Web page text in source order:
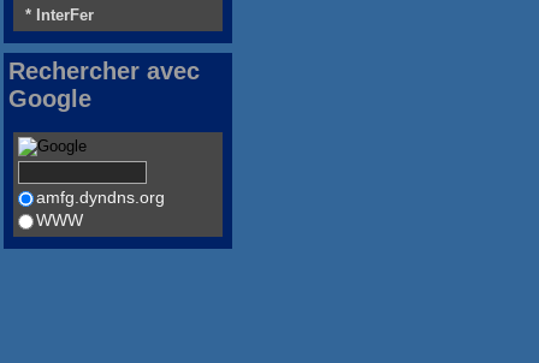
* InterFer
Rechercher avec
Google
amfg.dyndns.org
WWW